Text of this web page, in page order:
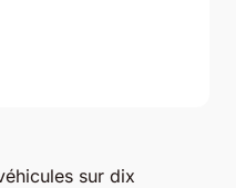
sur dix